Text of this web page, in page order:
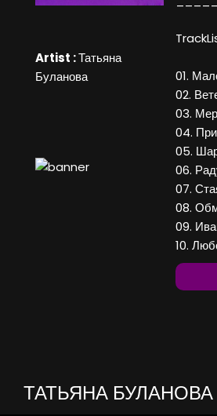
Artist :Татьяна
Буланова
01.
02.
03.
04.
05.
06.
07.
08.
09.
10.
ТАТЬЯНА БУЛАНОВА